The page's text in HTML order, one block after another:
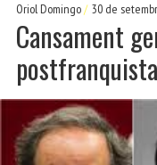
Oriol Domingo 30 de
Cansament
postfranquista